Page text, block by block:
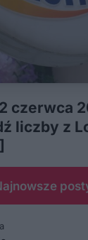
czerwca
liczby z